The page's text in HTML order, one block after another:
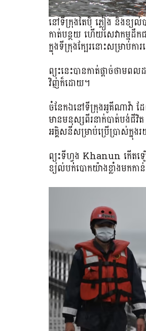
នៅទីក្រុងតៃប៉ិ ភ្លៀង និងខ្យល់ប
កាត់បន្ថយ ហើយសេវាកម្មដឹក
ក្នុង​ទីក្រុង​ក្បែរ​នោះ​សម្រាប់​ក
ព្យុះនេះបានកាត់ផ្តាច់ថាមព
វិញក៏ដោយ។
ចំនែកឯនៅទីក្រុងអូគីណាវ៉ា
មានមនុស្សពីរនាក់បាត់បង់ជីវិ
អគ្គិសនីសម្រាប់ប្រើប្រាស់ក្នុង
ព្យុះទីហ្វុង Khanun កើតឡ
ខ្យល់បក់បោកយ៉ាងខ្លាំងមកកា